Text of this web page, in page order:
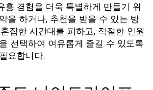
흥 경험을 더욱 특별하게 만들기 위
을 하거나, 추천을 받을 수 있는 방
잡한 시간대를 피하고, 적절한 인원
선택하여 여유롭게 즐길 수 있도록
요합니다.